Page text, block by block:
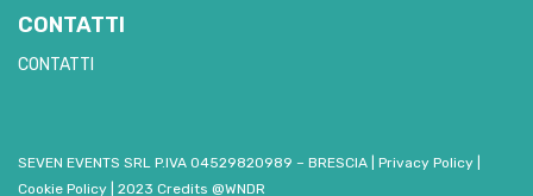
CONTATTI
CONTATTI
SEVEN EVENTS SRL P.IVA 04529820989 – BRESCIA Privacy Policy
Cookie Policy
2023 Credits @WNDR